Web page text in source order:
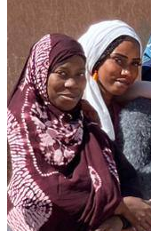
Citoyenneté
20 November 2025
Projet Parcours
reboisement